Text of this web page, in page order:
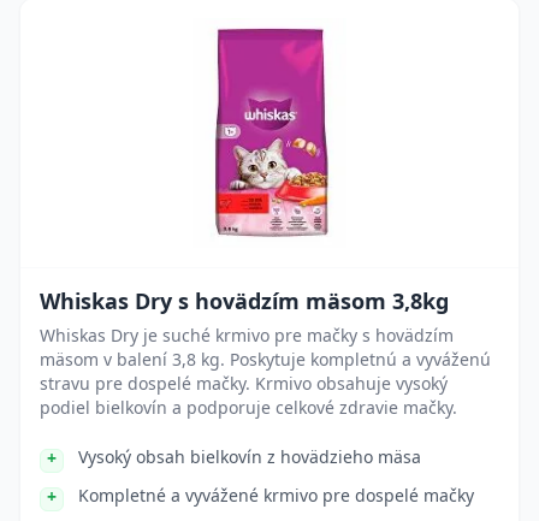
Whiskas Dry s hovädzím mäsom 3,8kg
Whiskas Dry je suché krmivo pre mačky s hovädzím
mäsom v balení 3,8 kg. Poskytuje kompletnú a vyváženú
stravu pre dospelé mačky. Krmivo obsahuje vysoký
podiel bielkovín a podporuje celkové zdravie mačky.
Vysoký obsah bielkovín z hovädzieho mäsa
Kompletné a vyvážené krmivo pre dospelé mačky